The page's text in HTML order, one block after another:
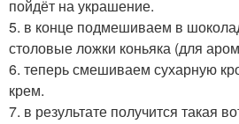
пойдёт на украшение.
5. в конце подмешиваем в
столовые ложки коньяка (для
6. теперь смешиваем сухарную
крем.
7. в результате получится такая